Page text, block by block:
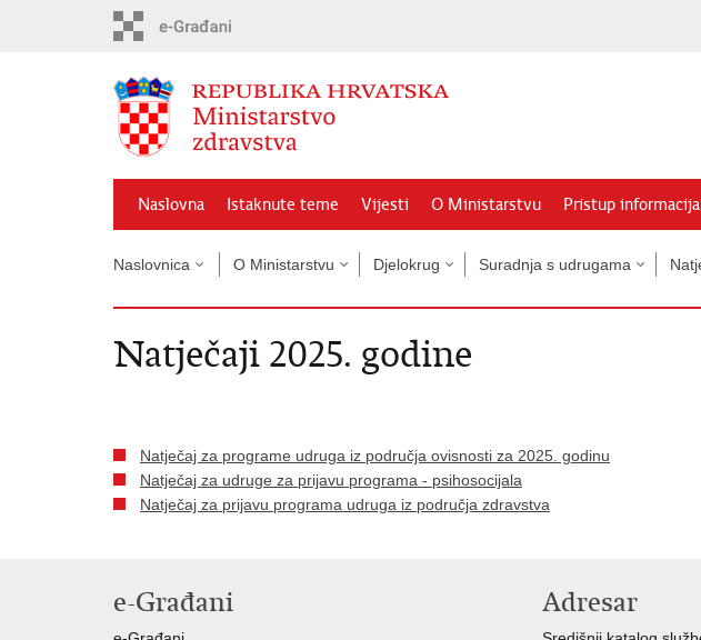
Naslovna Istaknute teme Vijesti O Ministarstvu Pristup
Naslovnica O Ministarstvu Djelokrug Suradnja s udrugama
Natječaji 2025. godine
Natječaj za programe udruga iz područja ovisnosti za 2025. godinu
Natječaj za udruge za prijavu programa - psihosocijala
Natječaj za prijavu programa udruga iz područja zdravstva
e-Građani Adresar